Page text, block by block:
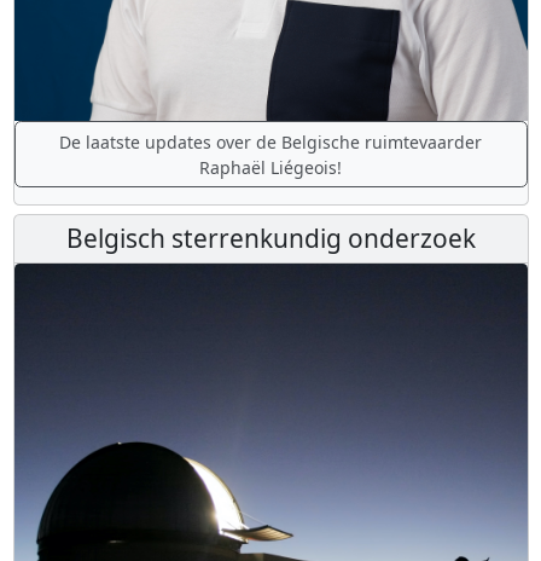
De laatste updates over de Belgische ruimtevaarder
Raphaël Liégeois!
Belgisch sterrenkundig onderzoek